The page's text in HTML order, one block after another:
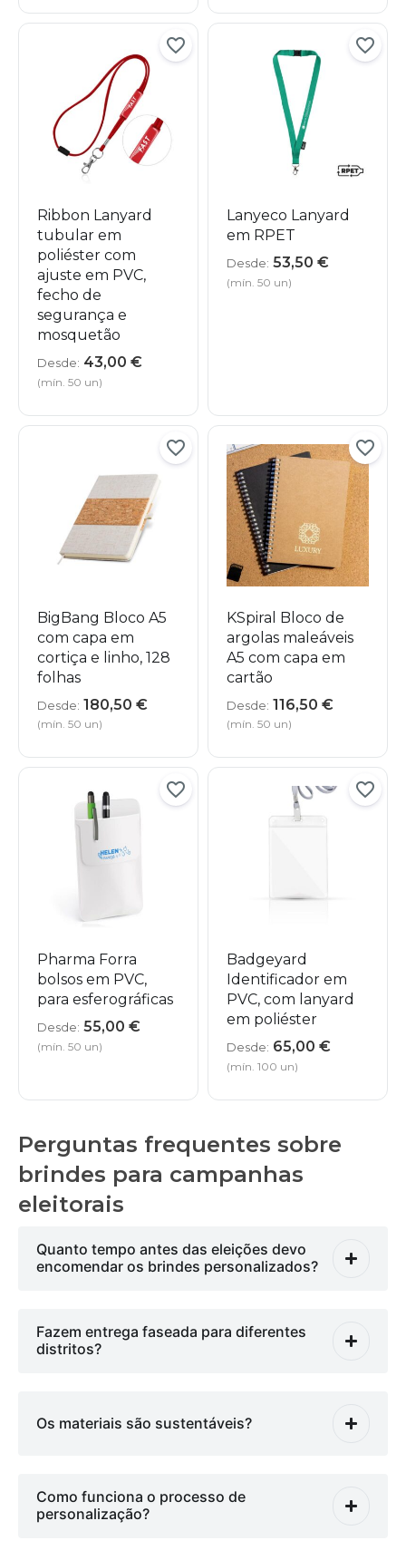
Ribbon Lanyard
tubular em
poliéster com
ajuste em PVC,
fecho de
segurança e
mosquetão
Desde: 43,00 €
(mín. 50 un)
Lanyeco Lanyard
em RPET
Desde: 53,50 €
(mín. 50 un)
BigBang Bloco A5
com capa em
cortiça e linho, 128
folhas
Desde: 180,50 €
(mín. 50 un)
KSpiral Bloco de
argolas maleáveis
A5 com capa em
cartão
Desde: 116,50 €
(mín. 50 un)
Pharma Forra
bolsos em PVC,
para esferográficas
Desde: 55,00 €
(mín. 50 un)
Badgeyard
Identificador em
PVC, com lanyard
em poliéster
Desde: 65,00 €
(mín. 100 un)
Perguntas frequentes sobre
brindes para campanhas
eleitorais
Quanto tempo antes das eleições devo
encomendar os brindes personalizados?
Fazem entrega faseada para diferentes
distritos?
Os materiais são sustentáveis?
Como funciona o processo de
personalização?